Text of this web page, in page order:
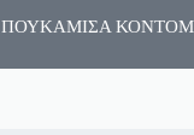
ΠΟΥΚΑΜΙΣΑ